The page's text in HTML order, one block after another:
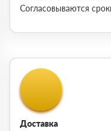
Согласовываются
Доставка